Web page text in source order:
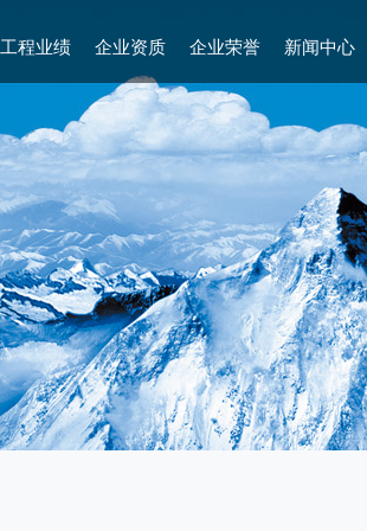
工程业绩 企业资质 企业荣誉 新闻中心